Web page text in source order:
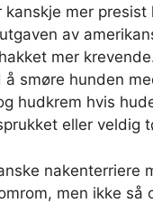
kanskje mer
av
mer
å smøre hunden
hudkrem hvis
eller veldig
nakenterriere
men ikke så